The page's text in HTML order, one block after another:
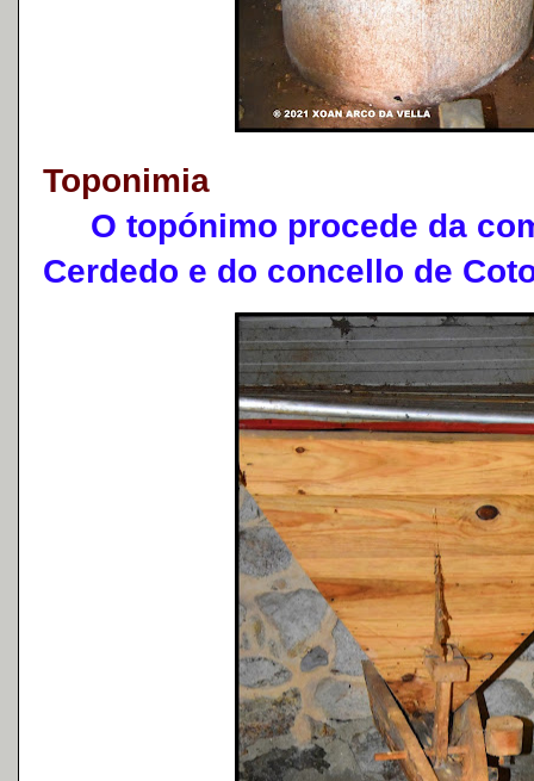
Toponimia
O topónimo procede da
Cerdedo e do concello de